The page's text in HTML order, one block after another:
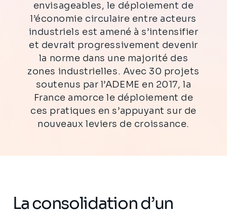
envisageables, le déploiement de
l’économie circulaire entre acteurs
industriels est amené à s’intensifier
et devrait progressivement devenir
la norme dans une majorité des
zones industrielles. Avec 30 projets
soutenus par l’ADEME en 2017, la
France amorce le déploiement de
ces pratiques en s’appuyant sur de
nouveaux leviers de croissance.
La consolidation d’un